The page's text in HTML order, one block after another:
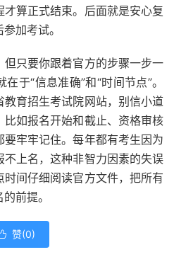
算正式结束。后面就是安心复
加考试。
只要你跟着官方的步骤一步一
于“信息准确”和“时间节点”。
育招生考试院网站，别信小道
如报名开始和截止、资格审核
牢牢记住。每年都有考生因为
上名，这种非智力因素的失误
间仔细阅读官方文件，把所有
前提。
赞(0)